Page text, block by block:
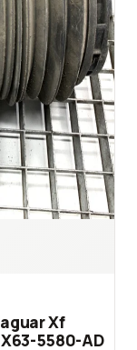
Xf
5580-AD